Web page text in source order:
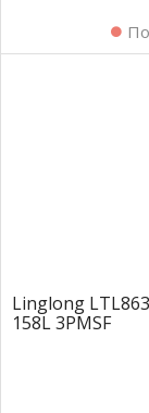
Linglong
158L 3PMSF